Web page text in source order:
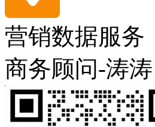
营销数据服务
商务顾问-涛